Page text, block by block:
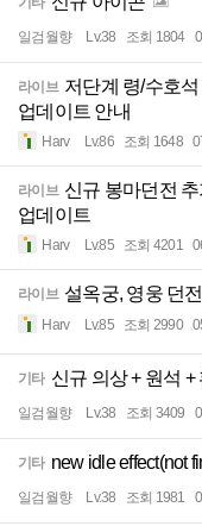
일검월향 Lv.38 조회 1804
라이브 저단계 령/수호
업데이트 안내
Harv Lv.86 조회 1648
라이브 신규 봉마던전
업데이트
Harv Lv.85 조회 4201
라이브 설옥궁, 영웅 던
Harv Lv.85 조회 2990
기타 신규 의상 + 원석 +
일검월향 Lv.38 조회 3409
기타 new idle effect(not
일검월향 Lv.38 조회 1981